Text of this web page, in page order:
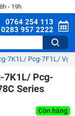
- 19h
0764 254 113
0283 957 2222
7K1L/ Pcg-7F1L/
7K1L/ Pcg-
Series
Còn hàng